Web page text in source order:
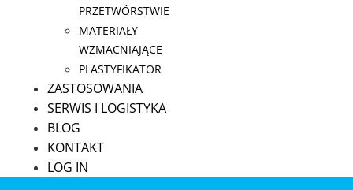
PRZETWÓRSTWIE
MATERIAŁY
WZMACNIAJĄCE
PLASTYFIKATOR
ZASTOSOWANIA
SERWIS I LOGISTYKA
BLOG
KONTAKT
LOG IN